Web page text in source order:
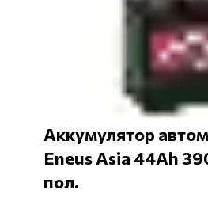
Аккумулятор
Eneus Asia 44Ah
пол.